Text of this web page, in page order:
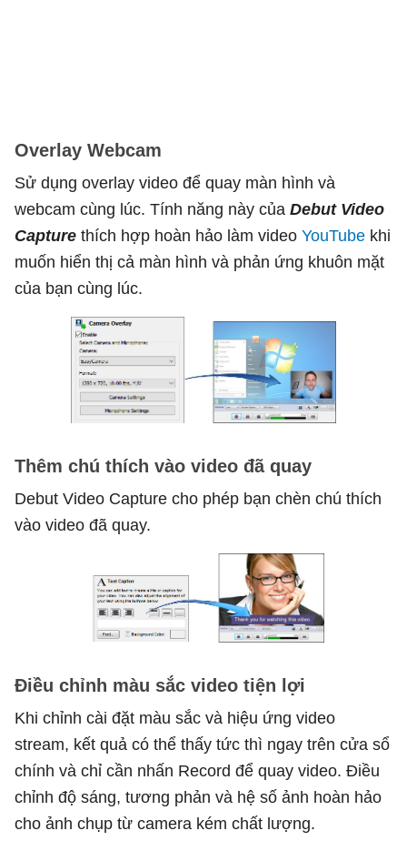
Overlay Webcam
Sử dụng overlay video để quay màn hình và
webcam cùng lúc. Tính năng này của Debut Video
Capture thích hợp hoàn hảo làm video YouTube khi
muốn hiển thị cả màn hình và phản ứng khuôn mặt
của bạn cùng lúc.
Thêm chú thích vào video đã quay
Debut Video Capture cho phép bạn chèn chú thích
vào video đã quay.
Điều chỉnh màu sắc video tiện lợi
Khi chỉnh cài đặt màu sắc và hiệu ứng video
stream, kết quả có thể thấy tức thì ngay trên cửa sổ
chính và chỉ cần nhấn Record để quay video. Điều
chỉnh độ sáng, tương phản và hệ số ảnh hoàn hảo
cho ảnh chụp từ camera kém chất lượng.